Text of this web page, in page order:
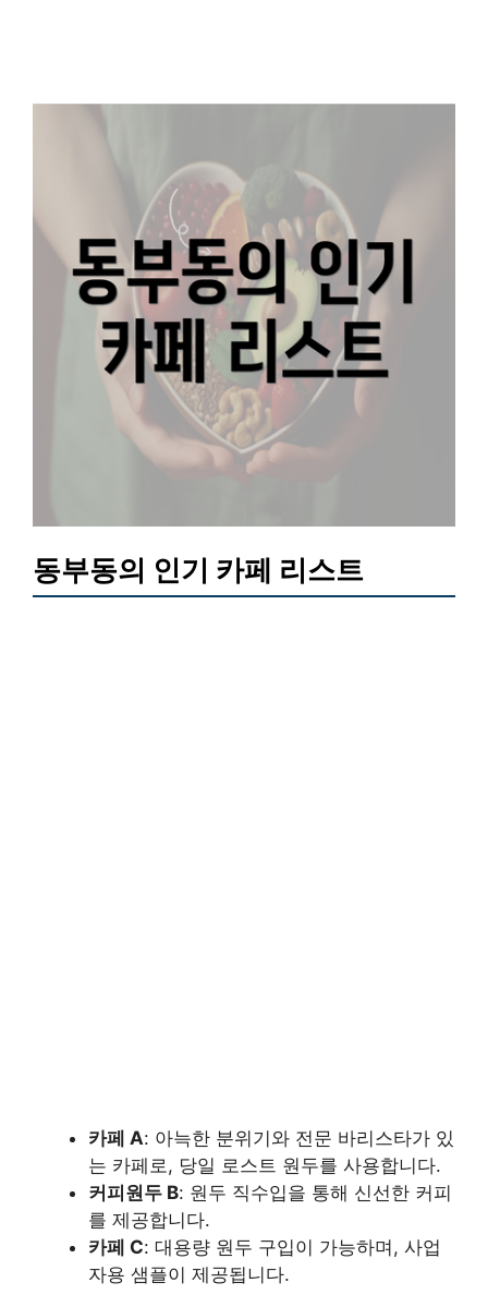
동부동의 인기 카페 리스트
카페 A: 아늑한 분위기와 전문 바리스타가 있
는 카페로, 당일 로스트 원두를 사용합니다.
커피원두 B: 원두 직수입을 통해 신선한 커피
를 제공합니다.
카페 C: 대용량 원두 구입이 가능하며, 사업
자용 샘플이 제공됩니다.